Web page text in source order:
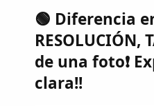
🟢 Diferencia
RESOLUCIÓN,
de una foto❗️
clara!!